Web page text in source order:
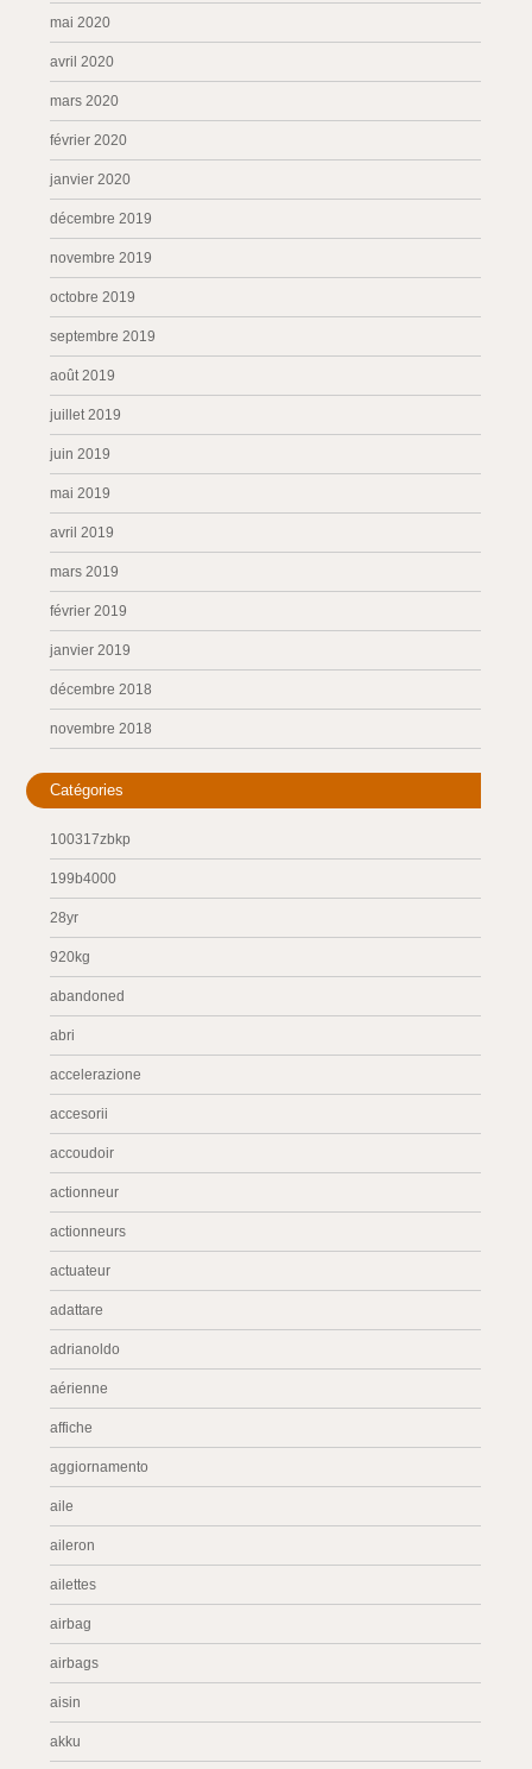
mai 2020
avril 2020
mars 2020
février 2020
janvier 2020
décembre 2019
novembre 2019
octobre 2019
septembre 2019
août 2019
juillet 2019
juin 2019
mai 2019
avril 2019
mars 2019
février 2019
janvier 2019
décembre 2018
novembre 2018
Catégories
100317zbkp
199b4000
28yr
920kg
abandoned
abri
accelerazione
accesorii
accoudoir
actionneur
actionneurs
actuateur
adattare
adrianoldo
aérienne
affiche
aggiornamento
aile
aileron
ailettes
airbag
airbags
aisin
akku